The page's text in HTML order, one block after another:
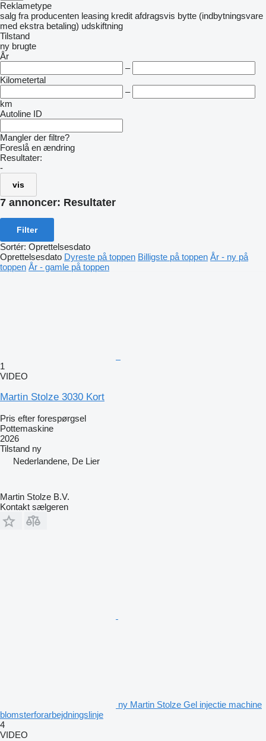
Reklametype
salg fra producenten leasing kredit afdragsvis bytte (indbytningsvare
med ekstra betaling) udskiftning
Tilstand
ny brugte
År
–
Kilometertal
–
km
Autoline ID
Mangler der filtre?
Foreslå en ændring
Resultater:
-
vis
7 annoncer: Resultater
Filter
Sortér: Oprettelsesdato
Oprettelsesdato Dyreste på toppen Billigste på toppen År - ny på
toppen År - gamle på toppen
1
VIDEO
Martin Stolze 3030 Kort
Pris efter forespørgsel
Pottemaskine
2026
Tilstand ny
Nederlandene, De Lier
Martin Stolze B.V.
Kontakt sælgeren
ny Martin Stolze Gel injectie machine
blomsterforarbejdningslinje
4
VIDEO